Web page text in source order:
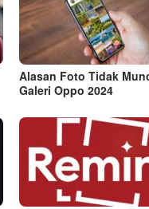
Alasan Foto Tidak
Galeri Oppo 2024